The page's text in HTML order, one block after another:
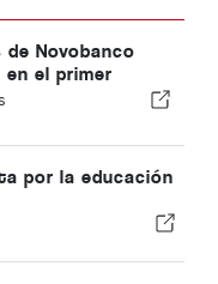
Novobanco
en el primer
por la educación